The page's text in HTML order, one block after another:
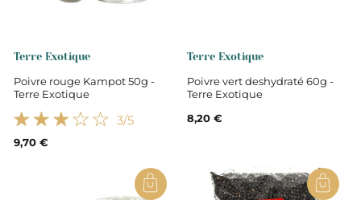
Terre Exotique
Poivre rouge Kampot 50g -
Terre Exotique
3/5
9,70 €
Terre Exotique
Poivre vert deshydraté 60g -
Terre Exotique
8,20 €